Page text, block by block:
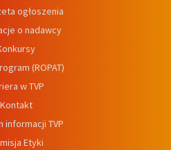
ogłoszenia
o nadawcy
(ROPAT)
w TVP
Kontakt
informacji TVP
Etyki